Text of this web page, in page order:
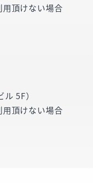
頂けない場合
5F）
頂けない場合